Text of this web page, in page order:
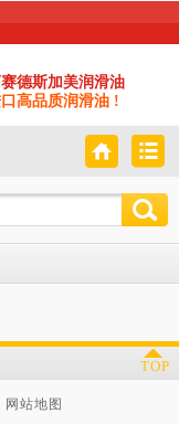
德斯加美润滑油
高品质润滑油 !
TOP
网站地图